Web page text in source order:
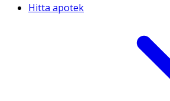
Hitta apotek